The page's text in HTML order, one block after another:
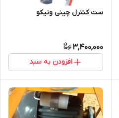
ست کنترل چینی ونیکو
3,400,000
افزودن به سبد